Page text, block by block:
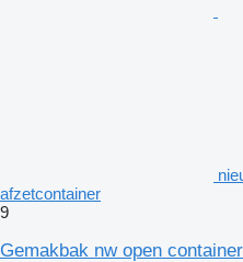
afzetcontainer
9
Gemakbak nw open